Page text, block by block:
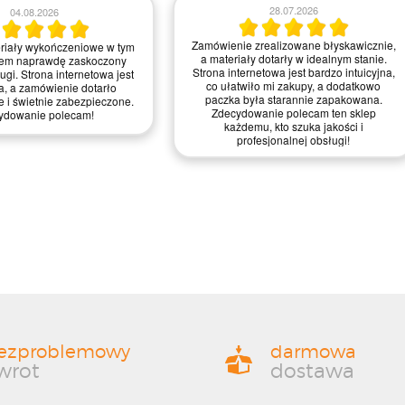
23.07.2026
błyskawicznie,
dotarły w
świetnie zapakowane.
intuicyjna i przyjemna w
ułatwiło mi
wrócę po więcej!
21.07.2026
Zamówienie było proste do zrealizowania,
a strona intuicyjna. Myślę, że mogliby
trochę poprawić szybkość dostawy, ale
ogólnie jestem zadowolony z jakości
materiałów i obsługi – zasługują na
mocne cztery gwiazdki!
darmowa
dostawa